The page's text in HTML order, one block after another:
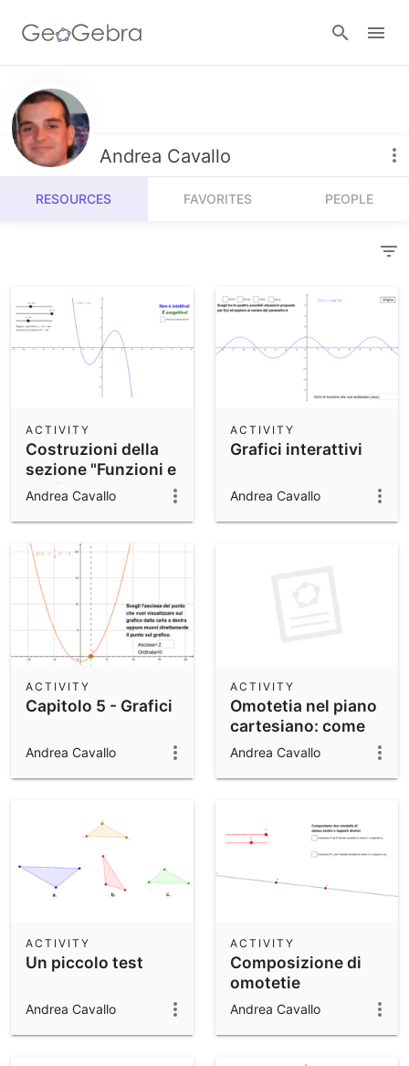
Resources
Number Sense
Algebra
Measurement
Operations
Probability and Statistics
Community Resources
Get started with our Resources
Calculators
Geometry
3D Calculator
Notes
App Downloads
Get started with the GeoGebra Apps
Andrea Cavallo
RESOURCES FAVORITES PEOPLE
Costruzioni della
sezione "Funzioni e
Grafici"
ACTIVITY
Andrea Cavallo
Grafici interattivi
ACTIVITY
Andrea Cavallo
Capitolo 5 - Grafici
ACTIVITY
Andrea Cavallo
Omotetia nel piano
cartesiano: come
usare GeoGebra
ACTIVITY
Andrea Cavallo
Un piccolo test
ACTIVITY
Andrea Cavallo
Composizione di
omotetie
ACTIVITY
Andrea Cavallo